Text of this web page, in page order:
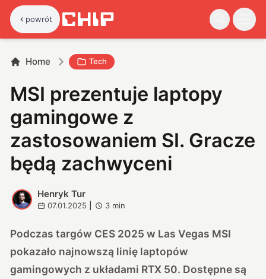
powrót
Home Tech
MSI prezentuje laptopy
gamingowe z
zastosowaniem SI. Gracze
będą zachwyceni
H
Henryk Tur
07.01.2025 3 min
Podczas targów CES 2025 w Las Vegas MSI
pokazało najnowszą linię laptopów
gamingowych z układami RTX 50. Dostępne są